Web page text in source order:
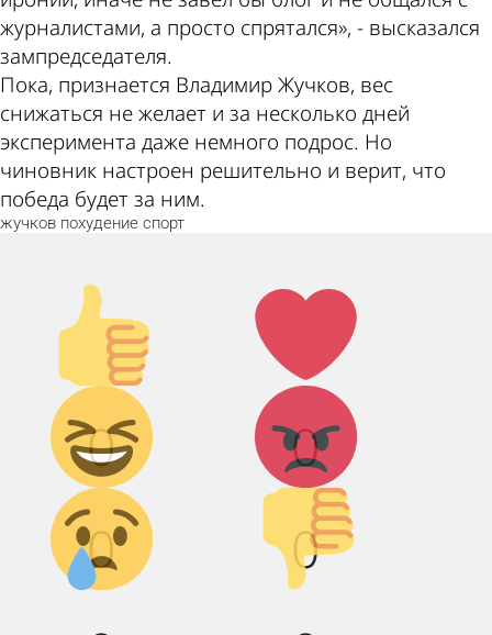
журналистами, а просто спрятался», - высказался
зампредседателя.
Пока, признается Владимир Жучков, вес
снижаться не желает и за несколько дней
эксперимента даже немного подрос. Но
чиновник настроен решительно и верит, что
победа будет за ним.
жучков похудение спорт
Палец
вверх!
0
Лайк!
0
Дикий
смех!
0
Агрессия!
0
Грусть :(
Палец
вниз!